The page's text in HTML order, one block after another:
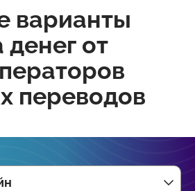
варианты
от
переводов